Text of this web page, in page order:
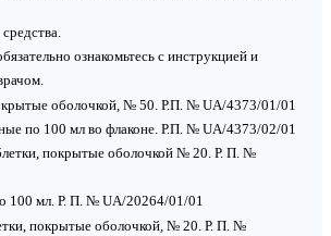
ознакомьтесь с инструкцией и
оболочкой, № 50. Р.П. № UA/4373/01/01
по 100 мл во флаконе. Р.П. № UA/4373/02/01
покрытые оболочкой № 20. Р. П. №
100 мл. Р. П. № UA/20264/01/01
покрытые оболочкой, № 20. Р. П. №